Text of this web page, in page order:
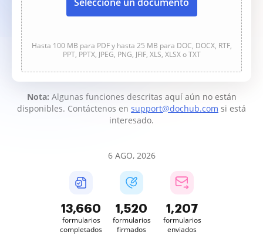
Hasta 100 MB para PDF y hasta 25 MB para DOC, DOCX, RTF,
PPT, PPTX, JPEG, PNG, JFIF, XLS, XLSX o TXT
Nota: Algunas funciones descritas aquí aún no están
disponibles. Contáctenos en support@dochub.com si está
interesado.
6 AGO, 2026
13,662
formularios
completados
1,520
formularios
firmados
1,207
formularios
enviados